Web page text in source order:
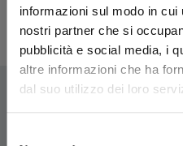
informazioni sul modo in
nostri partner che si
pubblicità e social media, i
altre informazioni che ha
dal suo utilizzo dei loro
€ 7,90